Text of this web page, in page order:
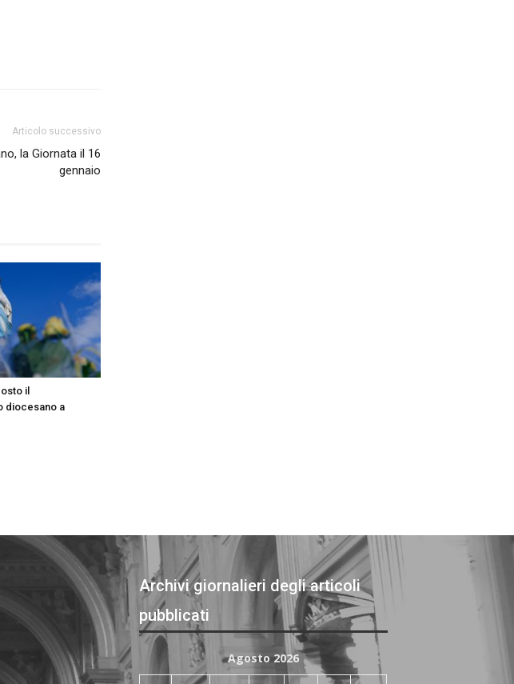
Articolo successivo
la Giornata il 16
gennaio
il
diocesano a
Archivi giornalieri degli articoli
pubblicati
Agosto 2026